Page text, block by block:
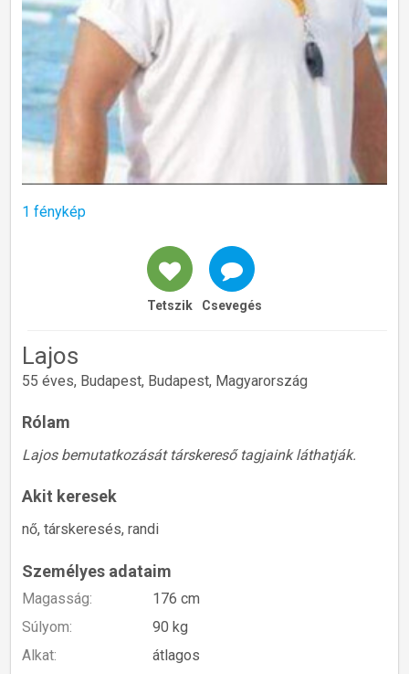
1 fénykép
Tetszik Csevegés
Lajos
55 éves, Budapest, Budapest, Magyarország
Rólam
Lajos bemutatkozását társkereső tagjaink láthatják.
Akit keresek
nő, társkeresés, randi
Személyes adataim
Magasság:
176 cm
Súlyom:
90 kg
Alkat:
átlagos